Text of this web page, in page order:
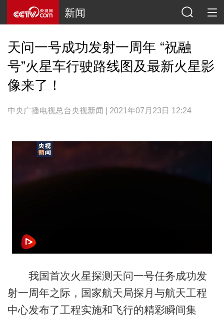
新闻
天问一号成功发射一周年 “祝融
号”火星车行驶路线图及最新火星影
像来了！
中央广播电视总台央视新闻 | 2021年07月23日 12:24
我国首次火星探测天问一号任务成功发
射一周年之际，国家航天局探月与航天工程
中心发布了工程实施和飞行的精彩瞬间集